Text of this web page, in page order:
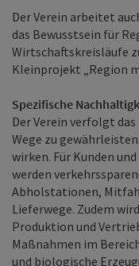
Der Verein arbeitet
das Bewusstsein für
Wirtschaftskreisläufe
Kleinprojekt „Region
Spezifische
Der Verein verfolgt
Wege zu
wirken. Für Kunden
werden
Abholstationen,
Lieferwege. Zudem
Produktion und
Maßnahmen im
und biologische